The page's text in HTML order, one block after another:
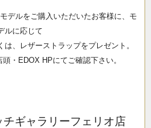
デルをご購入いただいたお客様に、モ
ルに応じて
、レザーストラップをプレゼント。
・EDOX HPにてご確認下さい。
ギャラリーフェリオ店